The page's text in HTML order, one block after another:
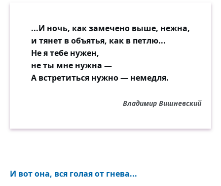
...И ночь, как замечено выше, нежна,
и тянет в объятья, как в петлю...
Не я тебе нужен,
не ты мне нужна —
А встретиться нужно — немедля.
Владимир Вишневский
И вот она, вся голая от гнева...